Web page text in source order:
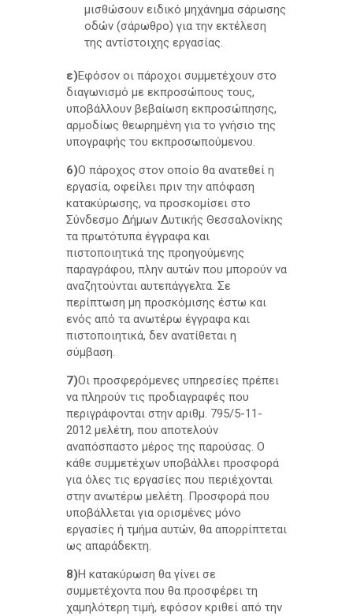
μισθώσουν ειδικό μηχάνημα σάρωσης
οδών (σάρωθρο) για την εκτέλεση
της αντίστοιχης εργασίας.
ε)Εφόσον οι πάροχοι συμμετέχουν στο
διαγωνισμό με εκπροσώπους τους,
υποβάλλουν βεβαίωση εκπροσώπησης,
αρμοδίως θεωρημένη για το γνήσιο της
υπογραφής του εκπροσωπούμενου.
6)Ο πάροχος στον οποίο θα ανατεθεί η
εργασία, οφείλει πριν την απόφαση
κατακύρωσης, να προσκομίσει στο
Σύνδεσμο Δήμων Δυτικής Θεσσαλονίκης
τα πρωτότυπα έγγραφα και
πιστοποιητικά της προηγούμενης
παραγράφου, πλην αυτών που μπορούν να
αναζητούνται αυτεπάγγελτα. Σε
περίπτωση μη προσκόμισης έστω και
ενός από τα ανωτέρω έγγραφα και
πιστοποιητικά, δεν ανατίθεται η
σύμβαση.
7)Οι προσφερόμενες υπηρεσίες πρέπει
να πληρούν τις προδιαγραφές που
περιγράφονται στην αριθμ. 795/5-11-
2012 μελέτη, που αποτελούν
αναπόσπαστο μέρος της παρούσας. Ο
κάθε συμμετέχων υποβάλλει προσφορά
για όλες τις εργασίες που περιέχονται
στην ανωτέρω μελέτη. Προσφορά που
υποβάλλεται για ορισμένες μόνο
εργασίες ή τμήμα αυτών, θα απορρίπτεται
ως απαράδεκτη.
8)Η κατακύρωση θα γίνει σε
συμμετέχοντα που θα προσφέρει τη
χαμηλότερη τιμή, εφόσον κριθεί από την